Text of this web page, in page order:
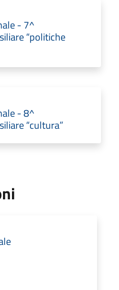
- 7^
“politiche
- 8^
“cultura”